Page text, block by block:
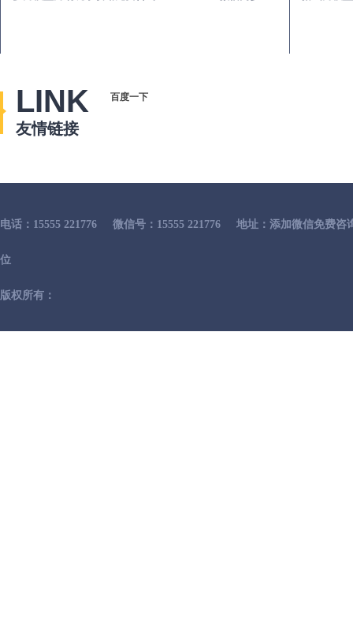
LINK
友情链接
百度一下
电话：15555 221776 微信号：15555 221776 地址：添加微信免费咨
位
版权所有：